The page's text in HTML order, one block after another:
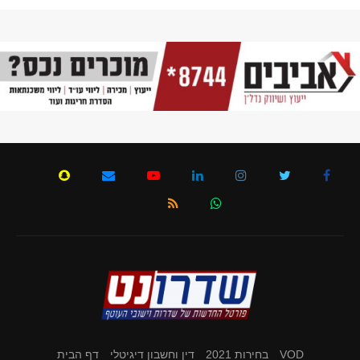
VOD בחירות 2021 דין וחשבון דיגיטלי דף הבית